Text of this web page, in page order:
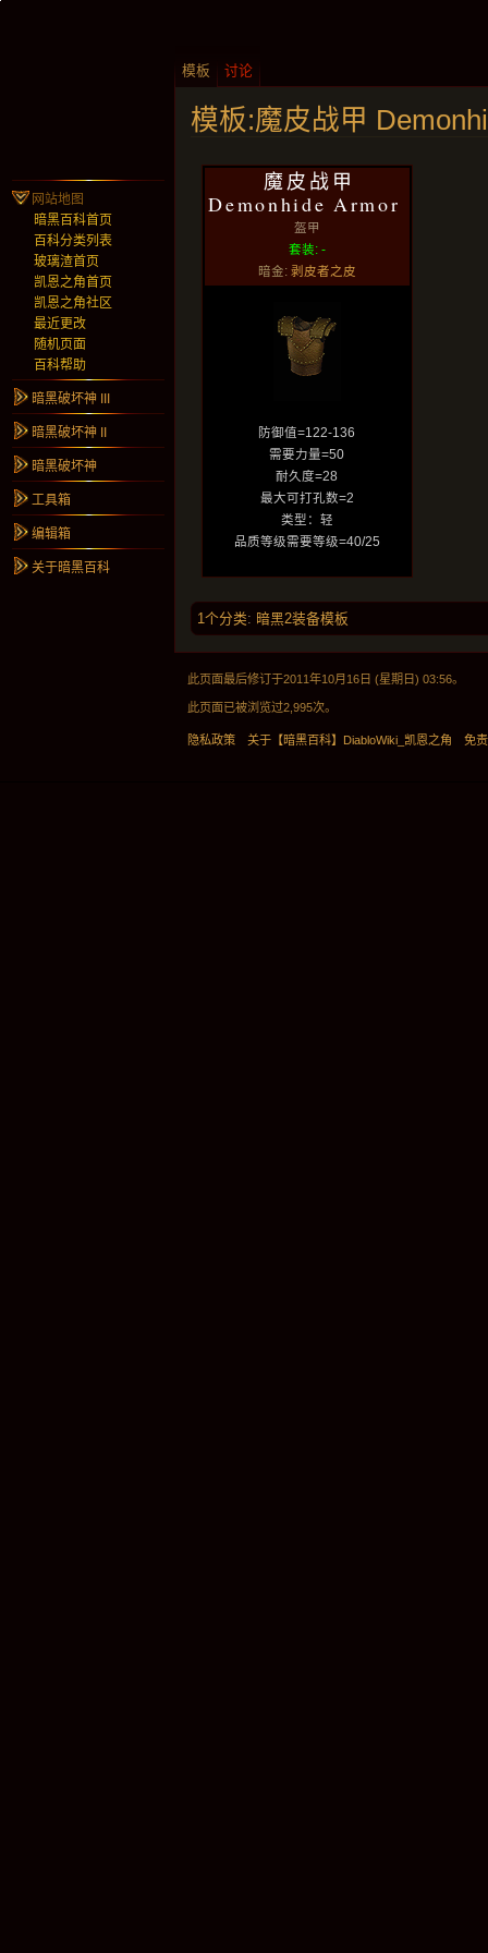
模板:魔皮战甲
魔皮战甲
Demonhide Armor
盔甲
套装: -
暗金: 剥皮者之皮
防御值=122-136
需要力量=50
耐久度=28
最大可打孔数=2
类型：轻
品质等级需要等级=40/25
1个分类: 暗黑2装备模板
模板 讨论
网站地图
暗黑百科首页
百科分类列表
玻璃渣首页
凯恩之角首页
凯恩之角社区
最近更改
随机页面
百科帮助
暗黑破坏神 III
暗黑破坏神 II
暗黑破坏神
工具箱
编辑箱
关于暗黑百科
此页面最后修订于2011年10月16日 (星期日) 03:56。
此页面已被浏览过2,995次。
隐私政策 关于【暗黑百科】DiabloWiki_凯恩之角 免